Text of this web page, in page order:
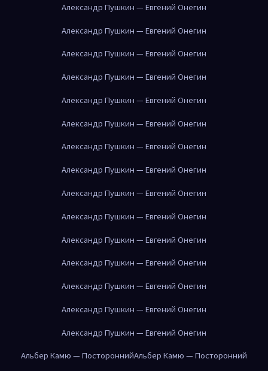
Александр Пушкин — Евгений Онегин
Александр Пушкин — Евгений Онегин
Александр Пушкин — Евгений Онегин
Александр Пушкин — Евгений Онегин
Александр Пушкин — Евгений Онегин
Александр Пушкин — Евгений Онегин
Александр Пушкин — Евгений Онегин
Александр Пушкин — Евгений Онегин
Александр Пушкин — Евгений Онегин
Александр Пушкин — Евгений Онегин
Александр Пушкин — Евгений Онегин
Александр Пушкин — Евгений Онегин
Александр Пушкин — Евгений Онегин
Александр Пушкин — Евгений Онегин
Александр Пушкин — Евгений Онегин
Альбер Камю — ПостороннийАльбер Камю — Посторонний